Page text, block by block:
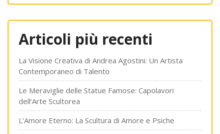
Articoli più recenti
La Visione Creativa di Andrea Agostini: Un Artista
Contemporaneo di Talento
Le Meraviglie delle Statue Famose: Capolavori
dell’Arte Scultorea
L’Amore Eterno: La Scultura di Amore e Psiche